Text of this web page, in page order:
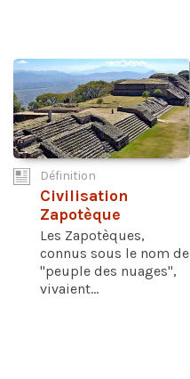
Définition
Civilisation
Zapotèque
Les Zapotèques,
connus sous le nom de
"peuple des nuages",
vivaient...